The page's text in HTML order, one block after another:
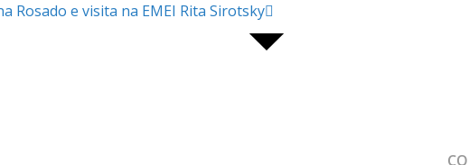
Rosado e visita na EMEI Rita Sirotsky